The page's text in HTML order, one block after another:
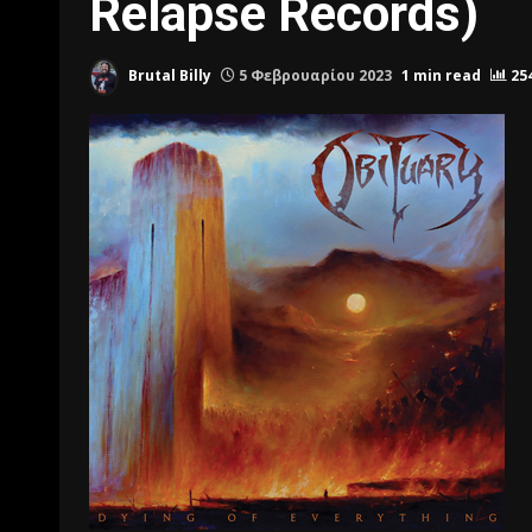
Relapse Records)
Brutal Billy 5 Φεβρουαρίου 2023 1 min read